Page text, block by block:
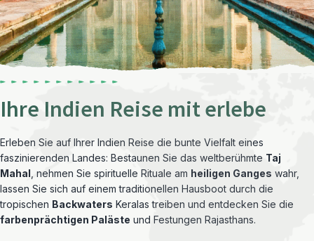
Ihre Indien Reise mit erlebe
Erleben Sie auf Ihrer Indien Reise die bunte Vielfalt eines
faszinierenden Landes: Bestaunen Sie das weltberühmte Taj
Mahal , nehmen Sie spirituelle Rituale am heiligen Ganges wahr,
lassen Sie sich auf einem traditionellen Hausboot durch die
tropischen Backwaters Keralas treiben und entdecken Sie die
farbenprächtigen Paläste und Festungen Rajasthans.